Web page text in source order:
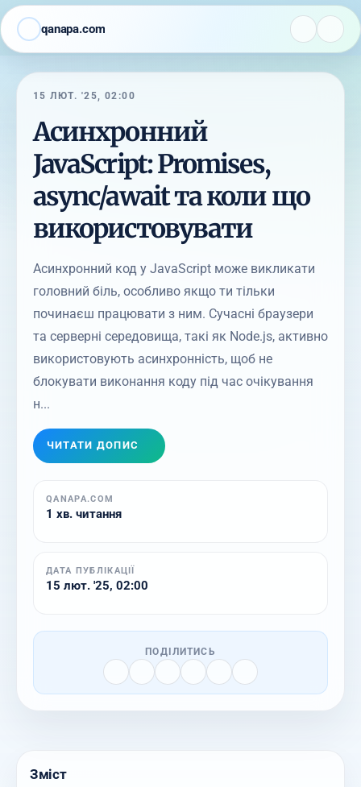
qanapa.com
15 ЛЮТ. '25, 02:00
Асинхронний
JavaScript: Promises,
async/await та коли що
використовувати
Асинхронний код у JavaScript може викликати
головний біль, особливо якщо ти тільки
починаєш працювати з ним. Сучасні браузери
та серверні середовища, такі як Node.js, активно
використовують асинхронність, щоб не
блокувати виконання коду під час очікування
н...
ЧИТАТИ ДОПИС
QANAPA.COM
1 хв. читання
ДАТА ПУБЛІКАЦІЇ
15 лют. '25, 02:00
ПОДІЛИТИСЬ
Зміст